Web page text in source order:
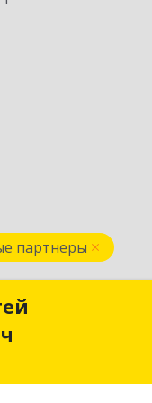
партнеры
Хохлов Сергей